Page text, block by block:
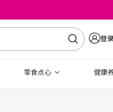
登
零食点心 健康